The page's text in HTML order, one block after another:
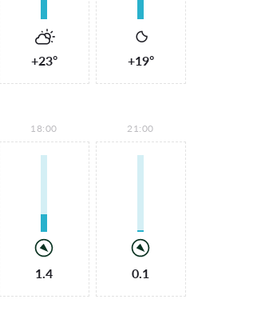
+23° +19°
18:00
1.4
21:00
0.1